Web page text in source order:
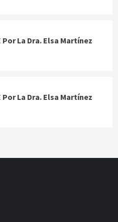
Por La Dra. Elsa Martínez
Por La Dra. Elsa Martínez